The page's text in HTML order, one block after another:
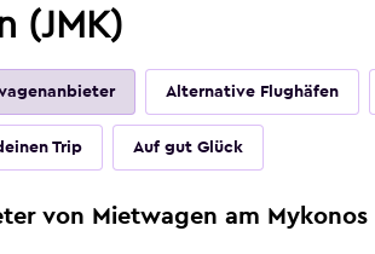
(JMK)
Alternative Flughäfen
Trip Auf gut Glück
von Mietwagen am Mykonos